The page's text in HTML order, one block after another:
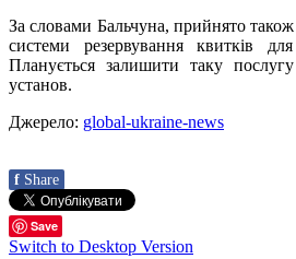
За словами Бальчуна, прийнято
системи резервування квитків
Планується залишити таку
установ.
Джерело: global-ukraine-news
f Share
Save
Switch to Desktop Version